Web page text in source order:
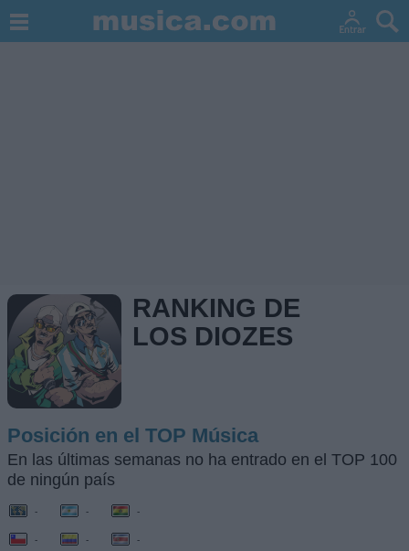
RANKING DE
LOS DIOZES
Posición en el TOP Música
En las últimas semanas no ha entrado en el TOP 100
de ningún país
- - -
- - -